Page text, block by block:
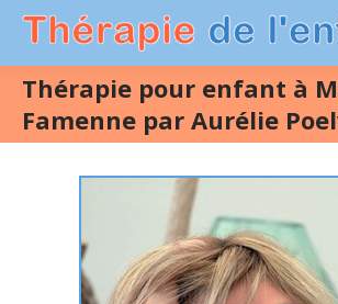
Thérapie pour enfant à
Famenne par Aurélie